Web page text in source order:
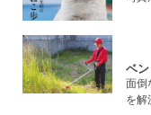
ベ
面倒
を解